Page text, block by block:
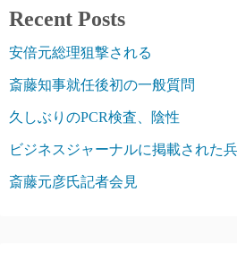
Recent Posts
安倍元総理狙撃される
斎藤知事就任後初の一般質問
久しぶりのPCR検査、陰性
ビジネスジャーナルに掲載された
斎藤元彦氏記者会見